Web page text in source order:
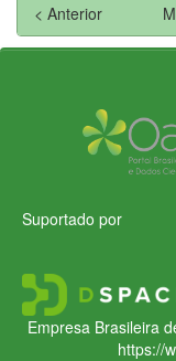
< Anterior
Suportado por
Empresa Brasileira
https://